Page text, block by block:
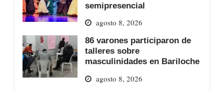
semipresencial
agosto 8, 2026
86 varones participaron de
talleres sobre
masculinidades en Bariloche
agosto 8, 2026